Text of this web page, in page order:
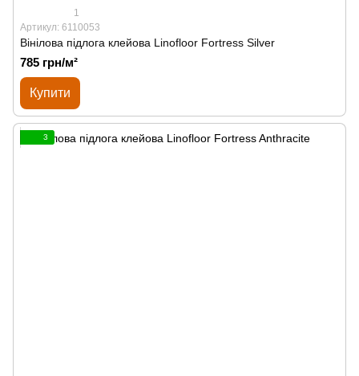
1
Артикул: 6110053
Вінілова підлога клейова Linofloor Fortress Silver
785 грн/м²
Купити
3